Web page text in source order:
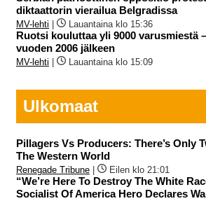
diktaattorin vierailua Belgradissa
MV-lehti Lauantaina klo 15:36
Ruotsi kouluttaa yli 9000 varusmiestä
vuoden 2006 jälkeen
MV-lehti Lauantaina klo 15:09
Ulkomaat
Pillagers Vs Producers: There’s Only
The Western World
Renegade Tribune Eilen klo 21:01
“We’re Here To Destroy The White
Socialist Of America Hero Declares